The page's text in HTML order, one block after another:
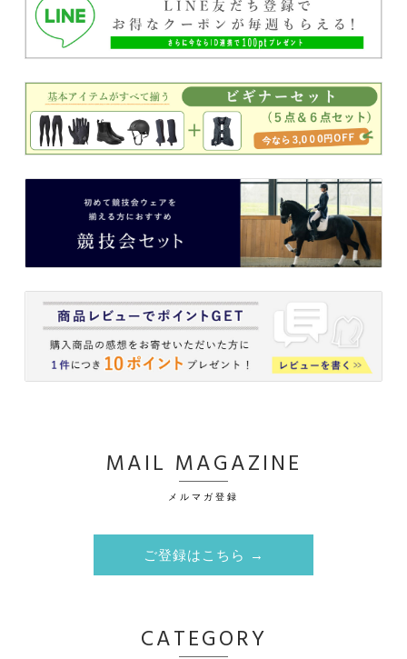
MAIL MAGAZINE
メルマガ登録
ご登録はこちら →
CATEGORY